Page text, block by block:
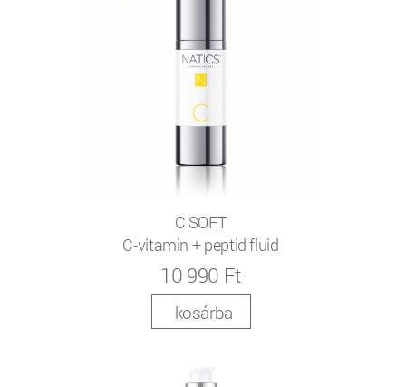
C SOFT
C-vitamin + peptid fluid
10 990 Ft
kosárba